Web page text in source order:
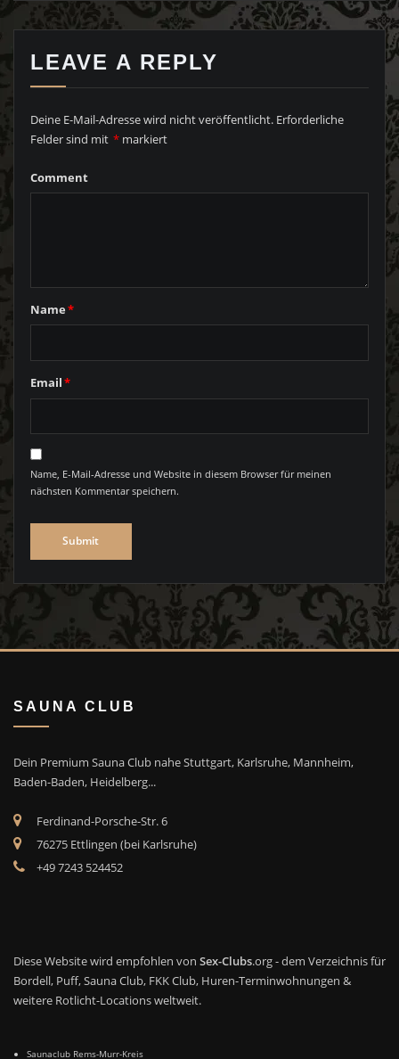
LEAVE A REPLY
Deine E-Mail-Adresse wird nicht veröffentlicht. Erforderliche
Felder sind mit * markiert
Comment
Name*
Email*
Name, E-Mail-Adresse und Website in diesem Browser für meinen
nächsten Kommentar speichern.
SAUNA CLUB
Dein Premium Sauna Club nahe Stuttgart, Karlsruhe, Mannheim,
Baden-Baden, Heidelberg...
Ferdinand-Porsche-Str. 6
76275 Ettlingen (bei Karlsruhe)
+49 7243 524452
Diese Website wird empfohlen von Sex-Clubs.org - dem Verzeichnis für
Bordell, Puff, Sauna Club, FKK Club, Huren-Terminwohnungen &
weitere Rotlicht-Locations weltweit.
Saunaclub Rems-Murr-Kreis